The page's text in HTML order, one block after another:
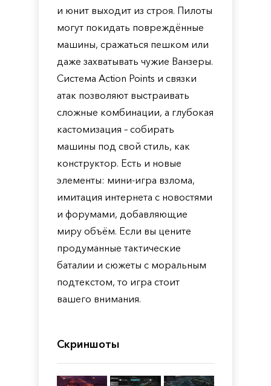
и юнит выходит из строя. Пилоты
могут покидать повреждённые
машины, сражаться пешком или
даже захватывать чужие Ванзеры.
Система Action Points и связки
атак позволяют выстраивать
сложные комбинации, а глубокая
кастомизация – собирать
машины под свой стиль, как
конструктор. Есть и новые
элементы: мини-игра взлома,
имитация интернета с новостями
и форумами, добавляющие
миру объём. Если вы цените
продуманные тактические
баталии и сюжеты с моральным
подтекстом, то игра стоит
вашего внимания.
Скриншоты